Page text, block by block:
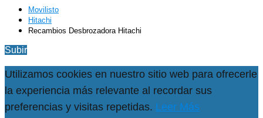
Movilisto
Hitachi
Recambios Desbrozadora Hitachi
Subir
Utilizamos cookies en nuestro sitio web para ofrecerle
la experiencia más relevante al recordar sus
preferencias y visitas repetidas. Leer Más